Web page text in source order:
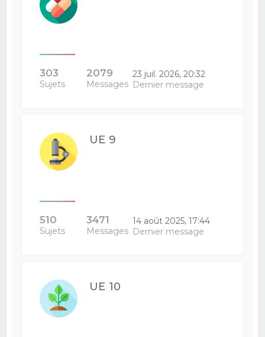
303
Sujets
2079
Messages
23 juil. 2026, 20:32
Dernier message
UE 9
510
Sujets
3471
Messages
14 août 2025, 17:44
Dernier message
UE 10